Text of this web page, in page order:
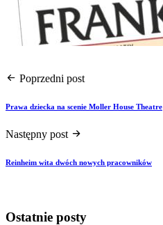
Poprzedni post
Prawa dziecka na scenie Moller House Theatre
Następny post
Reinheim wita dwóch nowych pracowników
Ostatnie posty